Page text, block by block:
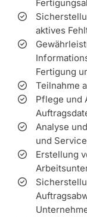
aktives
Fertigung
Teilnahme
Pflege und
Analyse
und
Erstellung